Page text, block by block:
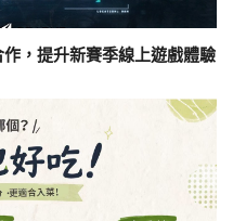
，提升新賽季線上遊戲體驗